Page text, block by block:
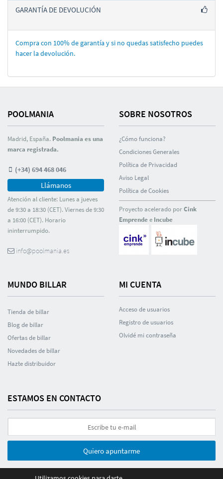
GARANTÍA DE DEVOLUCIÓN
Compra con 100% de garantí­a y si no quedas satisfecho puedes
hacer la devolución.
POOLMANIA
Madrid, España. Poolmania es una
marca registrada.
(+34) 694 468 046
Llámanos
Atención al cliente: Lunes a jueves
de 9:30 a 18:30 (CET). Viernes de 9:30
a 16:00 (CET). Horario
ininterrumpido.
info@poolmania.es
SOBRE NOSOTROS
¿Cómo funciona?
Condiciones Generales
Polí­tica de Privacidad
Aviso Legal
Polí­tica de Cookies
Proyecto acelerado porCink
Emprendee Incube
MUNDO BILLAR
Tienda de billar
Blog de billar
Ofertas de billar
Novedades de billar
Hazte distribuidor
MI CUENTA
Acceso de usuarios
Registro de usuarios
Olvidé mi contraseña
ESTAMOS EN CONTACTO
Quiero apuntarme